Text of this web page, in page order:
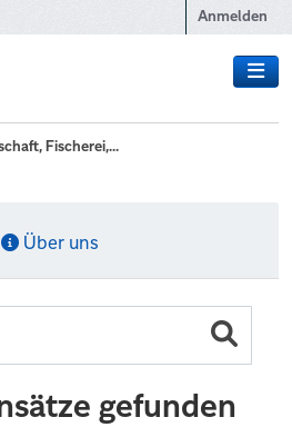
Anmelden
Fischerei,...
Über uns
gefunden